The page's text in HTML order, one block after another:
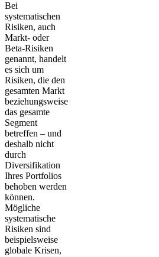
Bei
systematischen
Risiken, auch
Markt- oder
Beta-Risiken
genannt, handelt
es sich um
Risiken, die den
gesamten Markt
beziehungsweise
das gesamte
Segment
betreffen – und
deshalb nicht
durch
Diversifikation
Ihres Portfolios
behoben werden
können.
Mögliche
systematische
Risiken sind
beispielsweise
globale Krisen,